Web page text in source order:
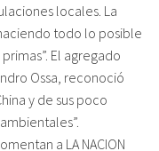
locales. La
todo lo posible
El agregado
Ossa, reconoció
y de sus poco
a LA NACION